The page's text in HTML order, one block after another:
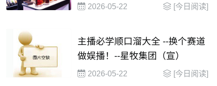
2026-05-22 [今日阅读]
主播必学顺口溜大全 --换个赛道
做娱播！--星牧集团（宣）
2026-05-22 [今日阅读]